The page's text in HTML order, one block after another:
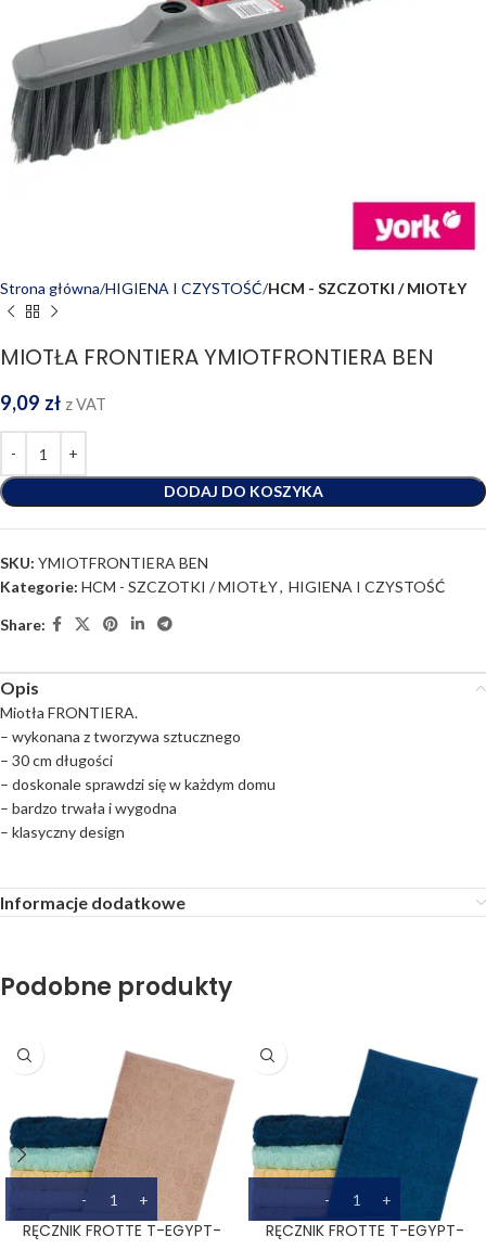
Strona główna HIGIENA I CZYSTOŚĆ HCM - SZCZOTKI / MIOTŁY
MIOTŁA FRONTIERA YMIOTFRONTIERA BEN
9,09 zł z VAT
DODAJ DO KOSZYKA
SKU: YMIOTFRONTIERA BEN
Kategorie: HCM - SZCZOTKI / MIOTŁY, HIGIENA I CZYSTOŚĆ
Share:
Opis
Miotła FRONTIERA.
– wykonana z tworzywa sztucznego
– 30 cm długości
– doskonale sprawdzi się w każdym domu
– bardzo trwała i wygodna
– klasyczny design
Informacje dodatkowe
Podobne produkty
RĘCZNIK FROTTE T-EGYPT-
RĘCZNIK FROTTE T-EGYPT-